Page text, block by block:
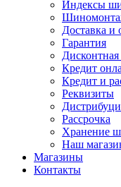
Индексы
Доставка и
Гарантия
Дисконтная
Кредит
Кредит и
Реквизиты
Рассрочка
Хранение
Наш
Магазины
Контакты